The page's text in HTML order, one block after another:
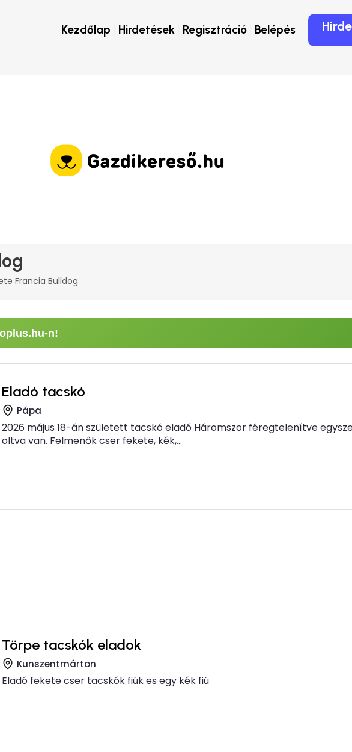
Belépés
Regisztráció
Hirdetések
Kezdőlap
Francia Bulldog
n!
Eladó tacskó
Pápa
2026 május 18-án született tacskó eladó Háromszor féregtelenítve
oltva van. Felmenők cser fekete, kék,...
Törpe tacskók eladok
Kunszentmárton
Eladó fekete cser tacskók fiúk es egy kék fiú